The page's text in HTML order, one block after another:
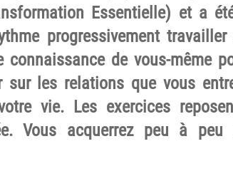
Essentielle) et a
progressivement
de vous-même
sur les relations que vous
vie. Les exercices
Vous acquerrez peu à